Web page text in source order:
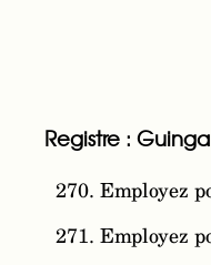
Registre :
270. Employez
271. Employez